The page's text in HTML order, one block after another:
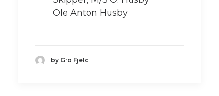
Ole Anton Husby
by Gro Fjeld